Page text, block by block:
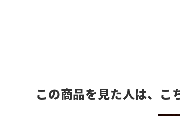
この商品を見た人は、こ